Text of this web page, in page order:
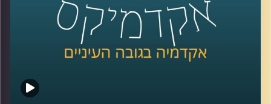
האחד בנוגע להשפעה של שפה מגדרית על
תוצאות במבחנים
,והשני מדבר על שוק שאמור
להיות אנונימי ועדיין ניתן לראות כיצד ההשפעה
של איפיון למגדר פוגעת בנשים- השוק המקוון